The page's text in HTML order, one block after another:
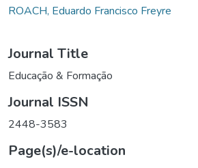
ROACH, Eduardo Francisco Freyre
Journal Title
Educação & Formação
Journal ISSN
2448-3583
Page(s)/e-location